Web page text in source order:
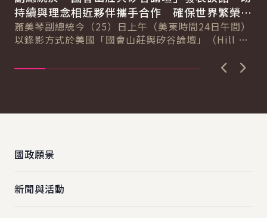
持續與理念相近夥伴攜手合作 確保世界繁榮與
自由
蕭美琴副總統今（25）日上午（美東時間24日午間）
以錄影方式於美國「國會山莊與矽谷論壇」（Hill &
國政願景
新聞與活動